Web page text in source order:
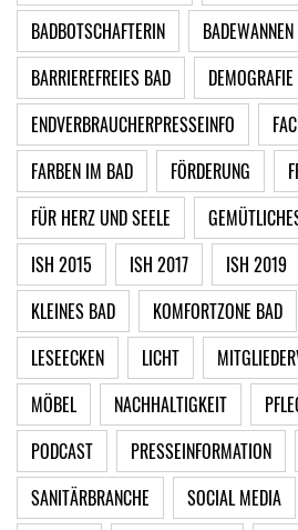
BADBOTSCHAFTERIN
BADEWANNEN
BARRIEREFREIES BAD
DEMOGRAFIE
ENDVERBRAUCHERPRESSEINFO
FARBEN IM BAD
FÖRDERUNG
FÜR HERZ UND SEELE
ISH 2015
ISH 2017 ISH 2019
KLEINES BAD
KOMFORTZONE BAD
LESEECKEN
LICHT
MÖBEL
NACHHALTIGKEIT
PODCAST
PRESSEINFORMATION
SANITÄRBRANCHE
SOCIAL MEDIA